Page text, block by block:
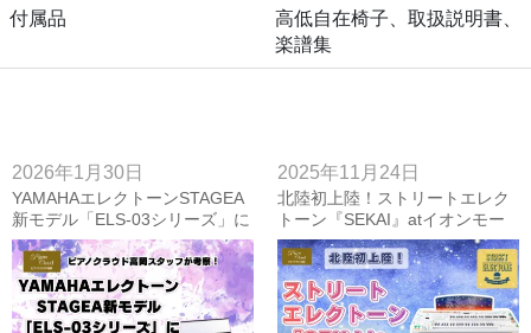
付属品
高低自在椅子、取扱説明書、
楽譜集
2026年1月30日
YAMAHAエレクトーンSTAGEA
新モデル「ELS-03シリーズ」に
迫る！ピアノクラウド高岡スタ
ッフが考察！
2025年11月24日
北陸初上陸！ストリートエレク
トーン『SEKAI』atイオンモー
ル高岡【2025年12月6日～7日】